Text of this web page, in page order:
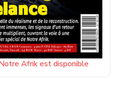
Afrik est disponible